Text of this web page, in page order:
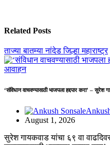
Related Posts
ताज्या बातम्यानांदेड जिल्हामहाराष्ट्र
‘संविधान वाचवण्यासाठी भाजपला हद्दपार करा’ – सुरेश
August 1, 2026
सुरेश गायकवाड यांचा ६९ वा